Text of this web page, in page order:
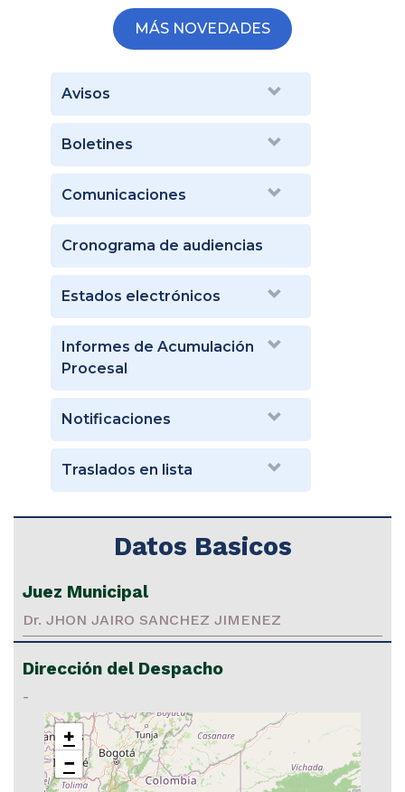
MÁS NOVEDADES
Avisos
Boletines
Comunicaciones
Cronograma de audiencias
Estados electrónicos
Informes de Acumulación
Procesal
Notificaciones
Traslados en lista
Datos Basicos
Juez Municipal
Dr. JHON JAIRO SANCHEZ JIMENEZ
Dirección del Despacho
-
+
−